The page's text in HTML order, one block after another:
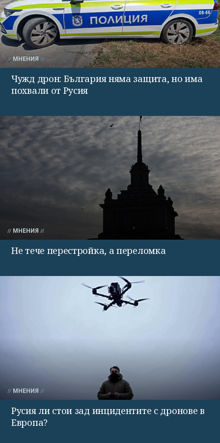
МНЕНИЯ
Чужд дрон: България няма защита, но има
похвали от Русия
МНЕНИЯ
Не тече перестройка, а переломка
МНЕНИЯ
Русия ли стои зад инцидентите с дронове в
Европа?